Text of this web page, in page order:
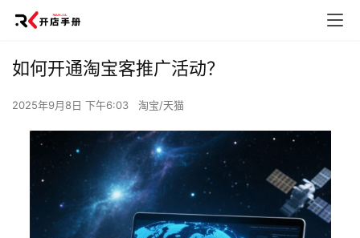
如何开通淘宝客推广活动？
2025年9月8日 下午6:03 淘宝/天猫